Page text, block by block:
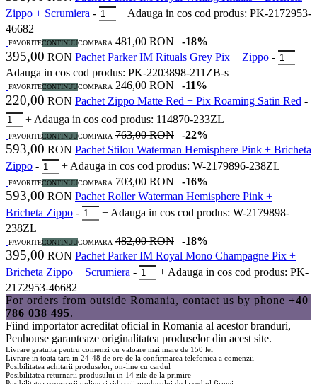
Zippo + Scrumiera - + Adauga in cos cod produs: PK-2172953-
46682
FAVORITECONTINUUCOMPARA 481,00 RON | -18%
395,00 RON Pachet Parker IM Rituals Grey Pix + Zippo -
+
Adauga in cos cod produs: PK-2203898-211ZB-s
FAVORITECONTINUUCOMPARA 246,00 RON | -11%
220,00 RON Pachet Zippo Matte Red + Pix Roaming Satin Red -
+ Adauga in cos cod produs: 114870-233ZL
FAVORITECONTINUUCOMPARA 763,00 RON | -22%
593,00 RON Pachet Stilou Waterman Hemisphere Pink + Bricheta
Zippo - + Adauga in cos cod produs: W-2179896-238ZL
FAVORITECONTINUUCOMPARA 703,00 RON | -16%
593,00 RON Pachet Roller Waterman Hemisphere Pink +
Bricheta Zippo - + Adauga in cos cod produs: W-2179898-
238ZL
FAVORITECONTINUUCOMPARA 482,00 RON | -18%
395,00 RON Pachet Parker IM Royal Mono Champagne Pix +
Bricheta Zippo + Scrumiera - + Adauga in cos cod produs: PK-
2172953-46682
For orders from outside Romania, contact us by phone +40
786 038 495.
Fiind importator acreditat oficial in Romania al acestor branduri,
Penhouse garanteaze originalitatea produselor din acest site.
Livrare gratuita pentru comenzi cu valoare mai mare de 150 lei
Livrare in toata tara in 24-48 de ore de la confirmarea telefonica a comenzii
Posibilitatea achitarii produselor, on-line cu cardul
Posibilitatea returnarii produsului in 14 zile de la primire